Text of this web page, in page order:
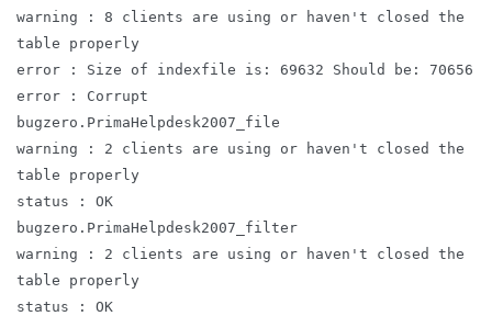
warning : 8 clients are using or haven't closed the
table properly
error : Size of indexfile is: 69632 Should be: 70656
error : Corrupt
bugzero.PrimaHelpdesk2007_file
warning : 2 clients are using or haven't closed the
table properly
status : OK
bugzero.PrimaHelpdesk2007_filter
warning : 2 clients are using or haven't closed the
table properly
status : OK